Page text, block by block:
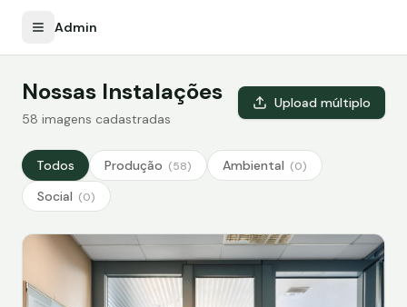
Admin
Nossas Instalações
58 imagens cadastradas
Upload múltiplo
Todos Produção (58) Ambiental (0)
Social (0)